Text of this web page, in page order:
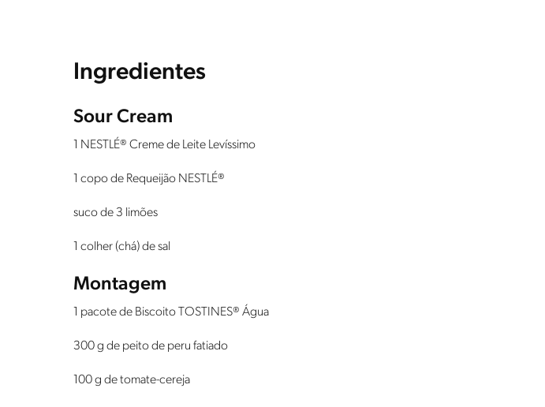
Ingredientes
Sour Cream
1 NESTLÉ® Creme de Leite Levíssimo
1 copo de Requeijão NESTLÉ®
suco de 3 limões
1 colher (chá) de sal
Montagem
1 pacote de Biscoito TOSTINES® Água
300 g de peito de peru fatiado
100 g de tomate-cereja